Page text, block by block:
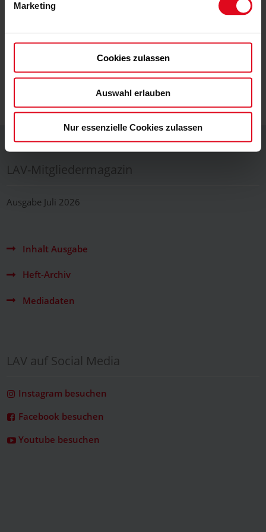
Marketing
Cookies zulassen
Auswahl erlauben
Nur essenzielle Cookies zulassen
zum Seitenanfang
LAV-Mitgliedermagazin
Ausgabe Juli 2026
Inhalt Ausgabe
Heft-Archiv
Mediadaten
LAV auf Social Media
Instagram besuchen
Facebook besuchen
Youtube besuchen